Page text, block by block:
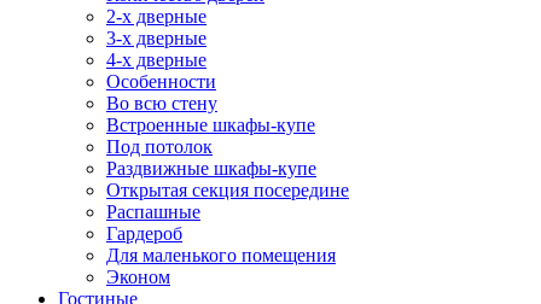
2-х дверные
3-х дверные
4-х дверные
Особенности
Во всю стену
Встроенные шкафы-купе
Под потолок
Раздвижные шкафы-купе
Открытая секция посередине
Распашные
Гардероб
Для маленького помещения
Эконом
Гостиные